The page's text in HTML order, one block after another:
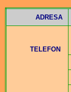
ADRESA
TELEFON